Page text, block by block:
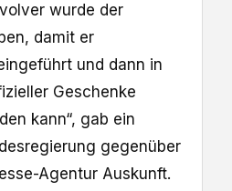
wurde der
damit er
und dann in
Geschenke
kann“, gab ein
gegenüber
Agentur Auskunft.